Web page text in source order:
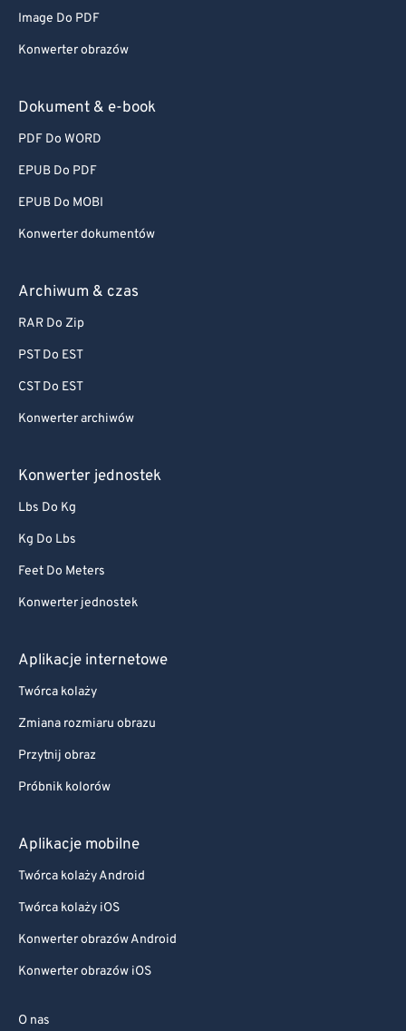
Image Do PDF
Konwerter obrazów
Dokument & e-book
PDF Do WORD
EPUB Do PDF
EPUB Do MOBI
Konwerter dokumentów
Archiwum & czas
RAR Do Zip
PST Do EST
CST Do EST
Konwerter archiwów
Konwerter jednostek
Lbs Do Kg
Kg Do Lbs
Feet Do Meters
Konwerter jednostek
Aplikacje internetowe
Twórca kolaży
Zmiana rozmiaru obrazu
Przytnij obraz
Próbnik kolorów
Aplikacje mobilne
Twórca kolaży Android
Twórca kolaży iOS
Konwerter obrazów Android
Konwerter obrazów iOS
O nas